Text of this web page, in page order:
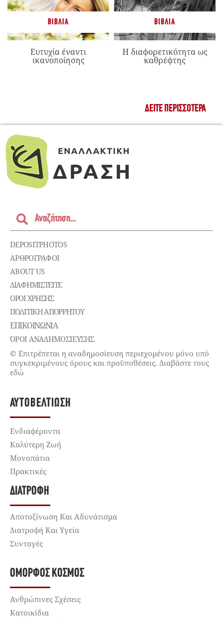
ΒΙΒΛΊΑ
Ευτυχία έναντι
ικανοποίησης
ΒΙΒΛΊΑ
Η διαφορετικότητα ως
καθρέφτης
ΔΕΊΤΕ ΠΕΡΙΣΣΌΤΕΡΑ
DEPOSITPHOTOS
ΑΡΘΡΟΓΡΑΦΟΙ
ABOUT US
ΔΙΑΦΗΜΙΣΤΕΊΤΕ
ΌΡΟΙ ΧΡΉΣΗΣ
ΠΟΛΙΤΙΚΉ ΑΠΟΡΡΉΤΟΥ
ΕΠΙΚΟΙΝΩΝΊΑ
ΌΡΟΙ ΑΝΑΔΗΜΟΣΙΕΥΣΗΣ
© Επιτρέπεται η αναδημοσίευση περιεχομένου μόνο υπό
συγκεκριμένους όρους και προϋποθέσεις. Διαβάστε τους
εδώ
ΑΥΤΟΒΕΛΤΊΩΣΗ
Ενδιαφέροντα
Καλύτερη Ζωή
Μονοπάτια
Πρακτικές
ΔΙΑΤΡΟΦΉ
Αποτοξίνωση Και Αδυνάτισμα
Διατροφή Και Υγεία
Συνταγές
ΌΜΟΡΦΟΣ ΚΌΣΜΟΣ
Ανθρώπινες Σχέσεις
Κατοικίδια